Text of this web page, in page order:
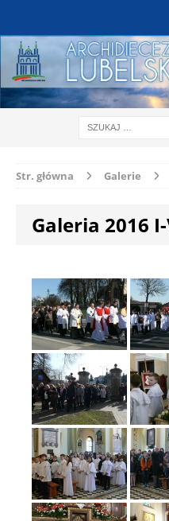
Str. główna Galerie
Galeria 2016